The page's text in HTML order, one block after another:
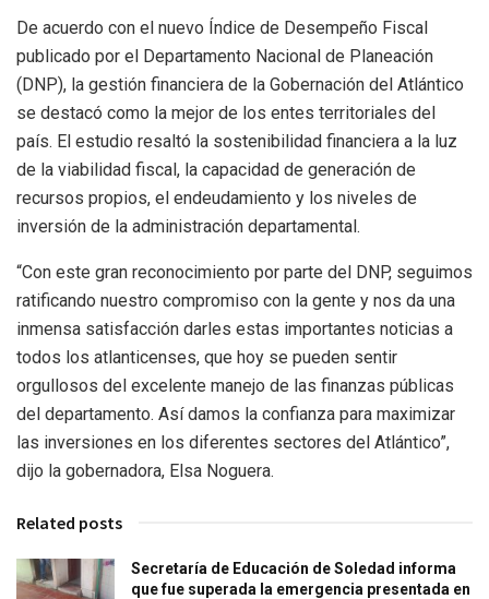
De acuerdo con el nuevo Índice de Desempeño Fiscal
publicado por el Departamento Nacional de Planeación
(DNP), la gestión financiera de la Gobernación del Atlántico
se destacó como la mejor de los entes territoriales del
país. El estudio resaltó la sostenibilidad financiera a la luz
de la viabilidad fiscal, la capacidad de generación de
recursos propios, el endeudamiento y los niveles de
inversión de la administración departamental.
“Con este gran reconocimiento por parte del DNP, seguimos
ratificando nuestro compromiso con la gente y nos da una
inmensa satisfacción darles estas importantes noticias a
todos los atlanticenses, que hoy se pueden sentir
orgullosos del excelente manejo de las finanzas públicas
del departamento. Así damos la confianza para maximizar
las inversiones en los diferentes sectores del Atlántico”,
dijo la gobernadora, Elsa Noguera.
Related posts
Secretaría de Educación de Soledad informa
que fue superada la emergencia presentada en